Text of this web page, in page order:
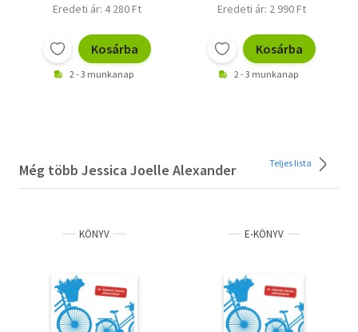
Eredeti ár: 4 280 Ft
Kosárba
2 - 3 munkanap
Eredeti ár: 2 990 Ft
Kosárba
2 - 3 munkanap
Még több Jessica Joelle Alexander Teljes lista
KÖNYV E-KÖNYV